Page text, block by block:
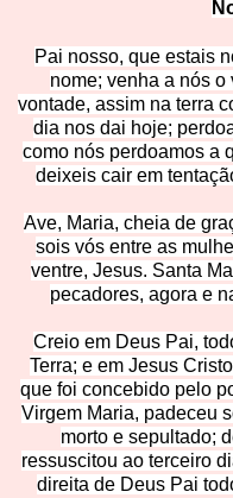
Pai nosso, que estais
nome; venha a nós
vontade, assim na terra
dia nos dai hoje;
como nós perdoamos a
deixeis cair em
Ave, Maria, cheia de
sois vós entre as
ventre, Jesus. Santa
pecadores, agora e
Creio em Deus Pai,
Terra; e em Jesus
que foi concebido pelo
Virgem Maria, padeceu
morto e sepultado;
ressuscitou ao terceiro
direita de Deus Pai